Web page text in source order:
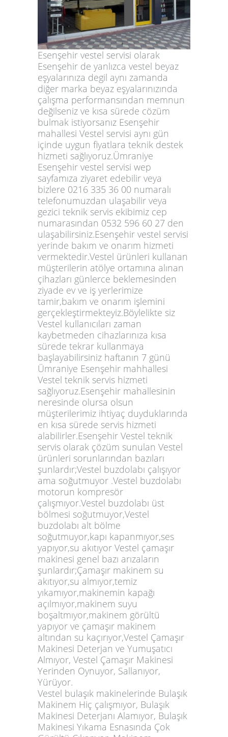
Esenşehir vestel servisi olarak
Esenşehir de yanlızca vestel beyaz
eşyalarınıza degil aynı zamanda
diğer marka beyaz eşyalarınızında
çalışma performansından memnun
değilseniz ve kısa sürede cözüm
bulmak istiyorsanız Esenşehir
mahallesi Vestel servisi aynı gün
içinde uygun fiyatlara teknik destek
hizmeti sağlıyoruz.Ümraniye
Esenşehir vestel servisi wep
sayfamıza ziyaret edebilir veya
bizlere 0216 335 36 00 numaralı
telefonumuzdan ulaşabilir veya
gezici teknik servis ekibimiz cep
numarasından 0532 596 60 27 den
ulaşabilirsiniz.Esenşehir vestel servisi
yerinde bakım ve onarım hizmeti
vermektedir.Vestel ürünleri kullanan
müşterilerin atölye ortamına alınan
çihazları günlerce beklemesinden
ziyade ev ve iş yerlerimize
tamir,bakım ve onarım işlemini
gerçekleştirmekteyiz.Böylelikte siz
Vestel kullanıcıları zaman
kaybetmeden cihazlarınıza kısa
sürede tekrar kullanmaya
başlayabilirsiniz haftanın 7 günü
Ümraniye Esenşehir mahhallesi
Vestel teknik servis hizmeti
sağlıyoruz.Esenşehir mahallesinin
neresinde olursa olsun
müşterilerimiz ihtiyaç duyduklarında
en kısa sürede servis hizmeti
alabilirler.Esenşehir Vestel teknik
servis olarak çözüm sunulan Vestel
ürünleri sorunlarından bazıları
şunlardır;Vestel buzdolabı çalışıyor
ama soğutmuyor .Vestel buzdolabı
motorun kompresör
çalışmıyor.Vestel buzdolabı üst
bölmesi soğutmuyor,Vestel
buzdolabı alt bölme
soğutmuyor,kapı kapanmıyor,ses
yapıyor,su akıtıyor Vestel çamaşır
makinesi genel bazı arızaların
şunlardır;Çamaşır makinem su
akıtıyor,su almıyor,temiz
yıkamıyor,makinemin kapağı
açılmıyor,makinem suyu
boşaltmıyor,makinem görültü
yapıyor ve çamaşır makinem
altından su kaçırıyor,Vestel Çamaşır
Makinesi Deterjan ve Yumuşatıcı
Almıyor, Vestel Çamaşır Makinesi
Yerinden Oynuyor, Sallanıyor,
Yürüyor.
Vestel bulaşık makinelerinde Bulaşık
Makinem Hiç çalışmıyor, Bulaşık
Makinesi Deterjanı Alamıyor, Bulaşık
Makinesi Yıkama Esnasında Çok